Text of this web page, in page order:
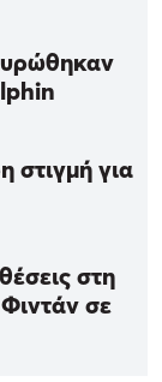
στιγμή για
στη
σε